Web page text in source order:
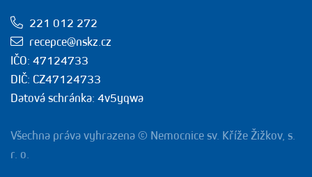
221 012 272
recepce@nskz.cz
IČO: 47124733
DIČ: CZ47124733
Datová schránka: 4v5yqwa
Všechna práva vyhrazena © Nemocnice sv. Kříže Žižkov, s.
r. o.